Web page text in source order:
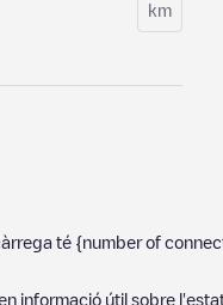
km
té {number of
informació útil sobre